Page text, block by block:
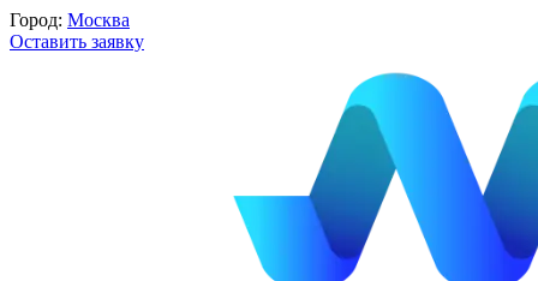
Город: Москва
Оставить заявку